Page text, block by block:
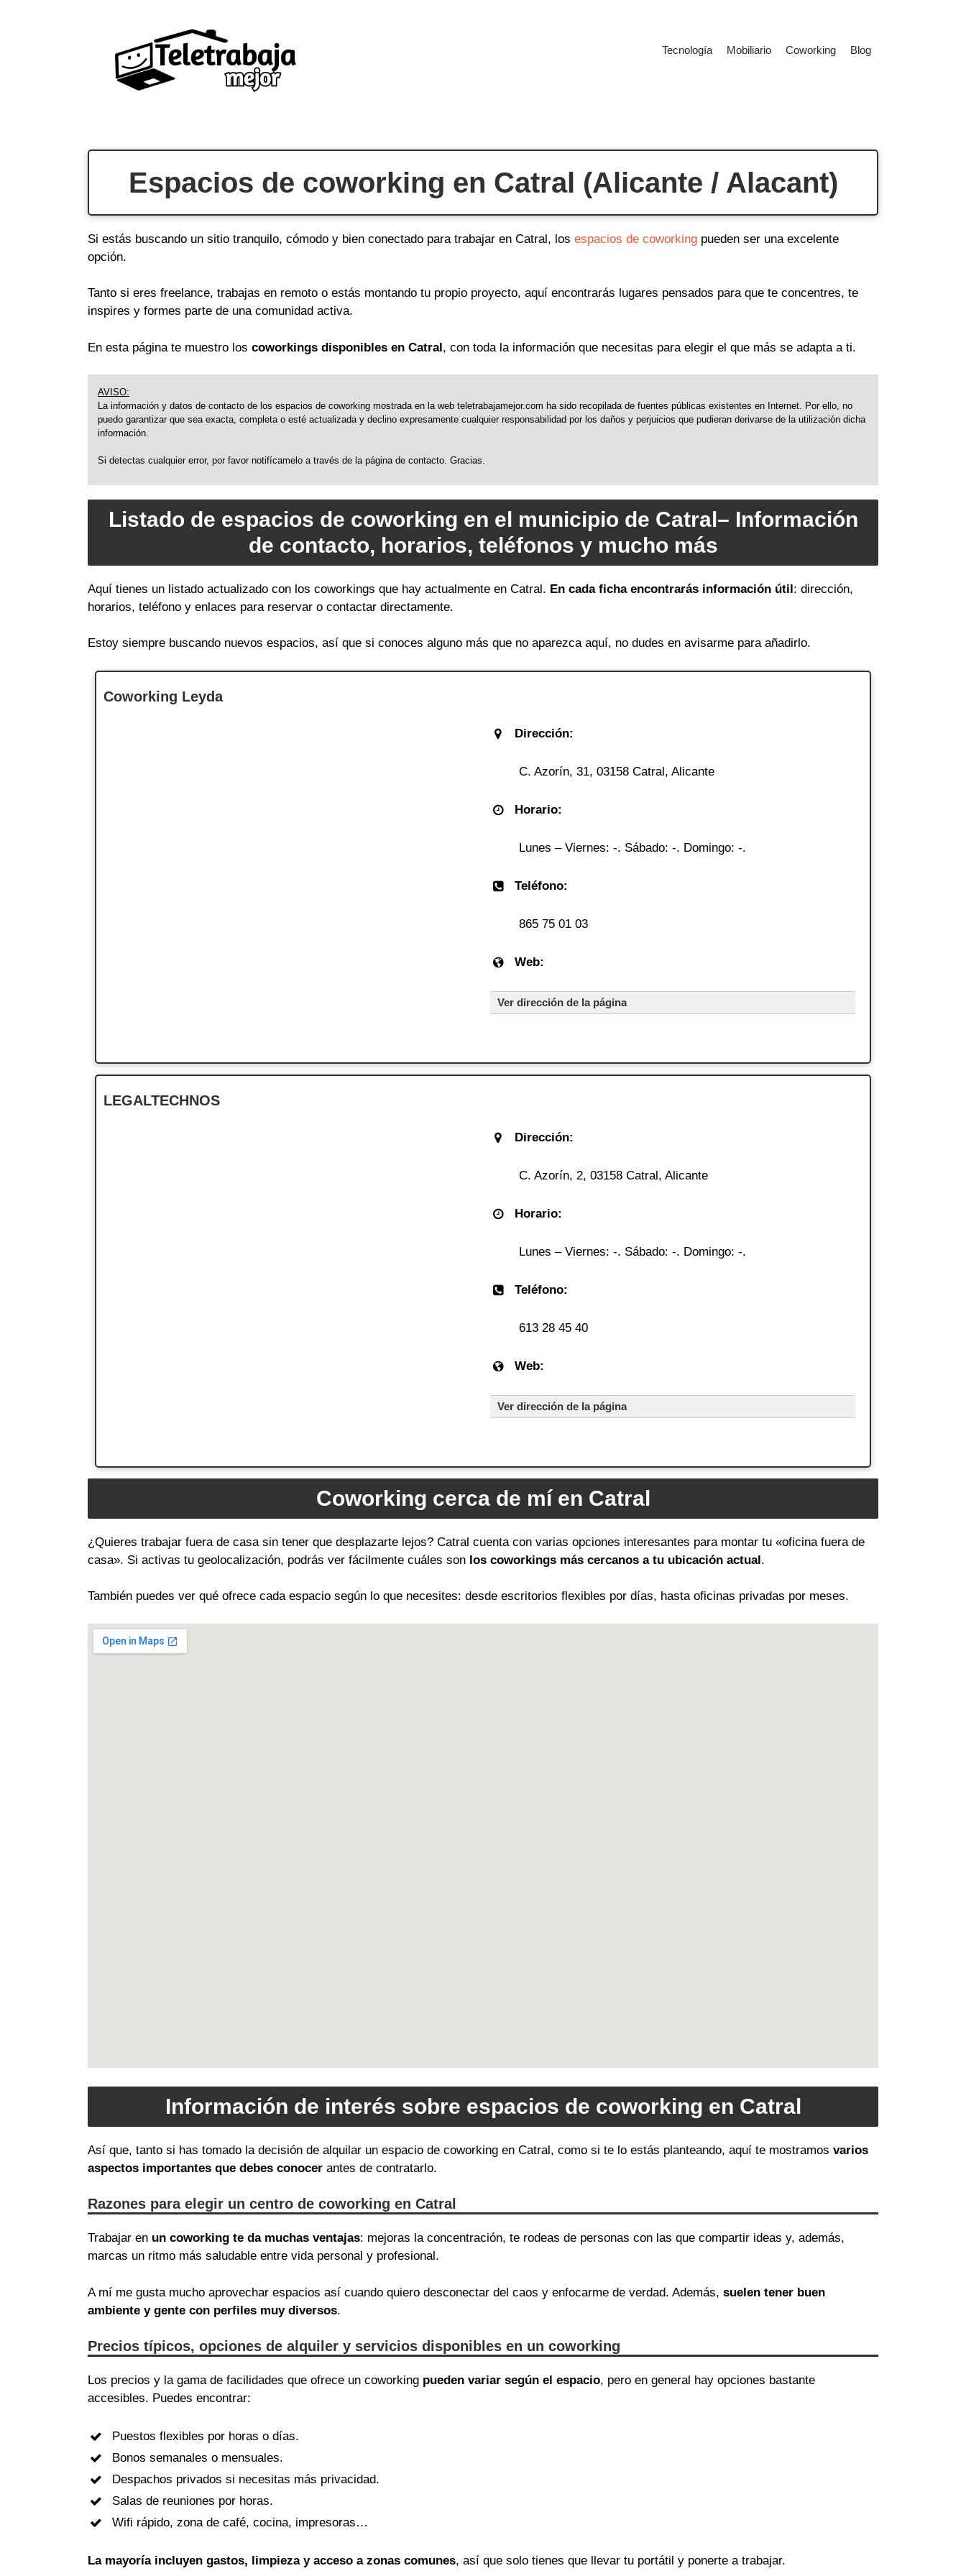
Tecnología Mobiliario Coworking Blog
Espacios de coworking en Catral (Alicante / Alacant)
Si estás buscando un sitio tranquilo, cómodo y bien conectado para trabajar en Catral, los espacios de coworking pueden ser una excelente
opción.
Tanto si eres freelance, trabajas en remoto o estás montando tu propio proyecto, aquí encontrarás lugares pensados para que te concentres, te
inspires y formes parte de una comunidad activa.
En esta página te muestro los coworkings disponibles en Catral, con toda la información que necesitas para elegir el que más se adapta a ti.
AVISO:
La información y datos de contacto de los espacios de coworking mostrada en la web teletrabajamejor.com ha sido recopilada de fuentes públicas existentes en Internet. Por ello, no
puedo garantizar que sea exacta, completa o esté actualizada y declino expresamente cualquier responsabilidad por los daños y perjuicios que pudieran derivarse de la utilización dicha
información.
Si detectas cualquier error, por favor notifícamelo a través de la página de contacto. Gracias.
Listado de espacios de coworking en el municipio de Catral– Información
de contacto, horarios, teléfonos y mucho más
Aquí tienes un listado actualizado con los coworkings que hay actualmente en Catral. En cada ficha encontrarás información útil: dirección,
horarios, teléfono y enlaces para reservar o contactar directamente.
Estoy siempre buscando nuevos espacios, así que si conoces alguno más que no aparezca aquí, no dudes en avisarme para añadirlo.
Coworking Leyda
Dirección:
C. Azorín, 31, 03158 Catral, Alicante
Horario:
Lunes – Viernes: -. Sábado: -. Domingo: -.
Teléfono:
865 75 01 03
Web:
Ver dirección de la página
LEGALTECHNOS
Dirección:
C. Azorín, 2, 03158 Catral, Alicante
Horario:
Lunes – Viernes: -. Sábado: -. Domingo: -.
Teléfono:
613 28 45 40
Web:
Ver dirección de la página
Coworking cerca de mí en Catral
¿Quieres trabajar fuera de casa sin tener que desplazarte lejos? Catral cuenta con varias opciones interesantes para montar tu «oficina fuera de
casa». Si activas tu geolocalización, podrás ver fácilmente cuáles son los coworkings más cercanos a tu ubicación actual.
También puedes ver qué ofrece cada espacio según lo que necesites: desde escritorios flexibles por días, hasta oficinas privadas por meses.
Información de interés sobre espacios de coworking en Catral
Así que, tanto si has tomado la decisión de alquilar un espacio de coworking en Catral, como si te lo estás planteando, aquí te mostramos varios
aspectos importantes que debes conocer antes de contratarlo.
Razones para elegir un centro de coworking en Catral
Trabajar en un coworking te da muchas ventajas: mejoras la concentración, te rodeas de personas con las que compartir ideas y, además,
marcas un ritmo más saludable entre vida personal y profesional.
A mí me gusta mucho aprovechar espacios así cuando quiero desconectar del caos y enfocarme de verdad. Además, suelen tener buen
ambiente y gente con perfiles muy diversos.
Precios típicos, opciones de alquiler y servicios disponibles en un coworking
Los precios y la gama de facilidades que ofrece un coworking pueden variar según el espacio, pero en general hay opciones bastante
accesibles. Puedes encontrar:
Puestos flexibles por horas o días.
Bonos semanales o mensuales.
Despachos privados si necesitas más privacidad.
Salas de reuniones por horas.
Wifi rápido, zona de café, cocina, impresoras…
La mayoría incluyen gastos, limpieza y acceso a zonas comunes, así que solo tienes que llevar tu portátil y ponerte a trabajar.